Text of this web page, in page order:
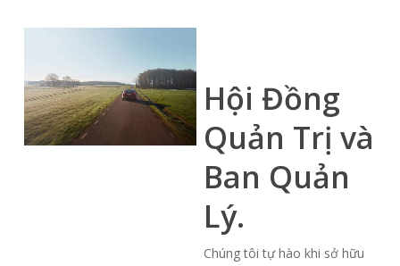
Hội Đồng
Quản Trị và
Ban Quản
Lý.
Chúng tôi tự hào khi sở hữu